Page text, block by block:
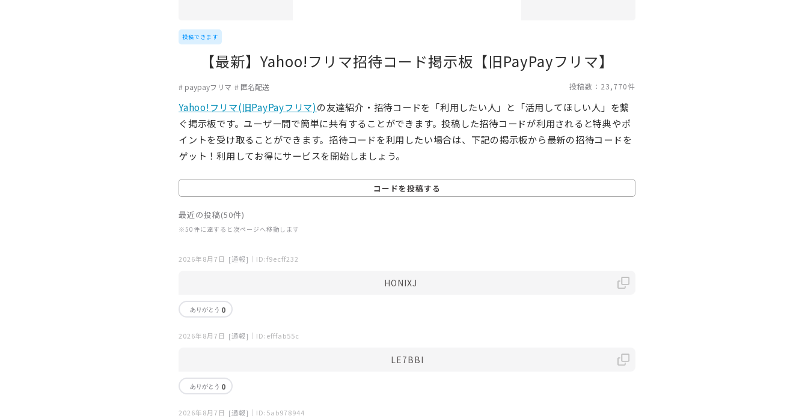
投稿できます
【最新】Yahoo!フリマ招待コード掲示板【旧PayPayフリマ】
paypayフリマ 匿名配送 投稿数：23,770件
Yahoo!フリマ(旧PayPayフリマ)の友達紹介・招待コードを「利用したい人」と「活用してほしい人」を繋
ぐ掲示板です。ユーザー間で簡単に共有することができます。投稿した招待コードが利用されると特典やポ
イントを受け取ることができます。招待コードを利用したい場合は、下記の掲示板から最新の招待コードを
ゲット！利用してお得にサービスを開始しましょう。
コードを投稿する
最近の投稿(50件)
※50件に達すると次ページへ移動します
2026年8月7日 [通報] ｜ID:f9ecff232
HONIXJ⠀⠀
0
2026年8月7日 [通報] ｜ID:efffab55c
LE7BBI
0
2026年8月7日 [通報] ｜ID:5ab978944